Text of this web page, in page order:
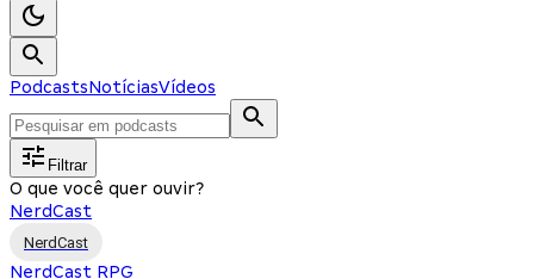
PodcastsNotíciasVídeos
Filtrar
O que você quer ouvir?
NerdCast
NerdCast
NerdCast RPG